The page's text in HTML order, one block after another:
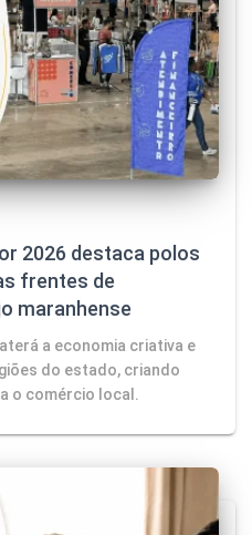
2026 destaca polos
frentes de
maranhense
a economia criativa e
do estado, criando
o comércio local.